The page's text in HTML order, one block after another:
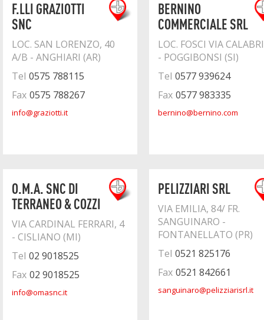
F.LLI GRAZIOTTI
SNC
LOC. SAN LORENZO, 40
A/B - ANGHIARI (AR)
Tel 0575 788115
Fax 0575 788267
info@graziotti.it
BERNINO
COMMERCIALE SRL
LOC. FOSCI VIA
- POGGIBONSI (SI)
Tel 0577 939624
Fax 0577 983335
bernino@bernino.com
O.M.A. SNC DI
TERRANEO & COZZI
VIA CARDINAL FERRARI, 4
- CISLIANO (MI)
Tel 02 9018525
Fax 02 9018525
info@omasnc.it
PELIZZIARI SRL
VIA EMILIA, 84/ FR.
SANGUINARO -
FONTANELLATO (PR)
Tel 0521 825176
Fax 0521 842661
sanguinaro@pelizziarisrl.it